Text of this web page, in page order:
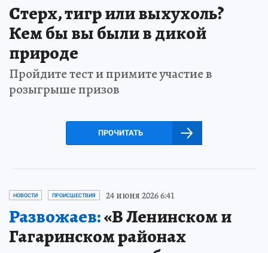
Стерх, тигр или выхухоль?
Кем бы вы были в дикой
природе
Пройдите тест и примите участие в
розыгрыше призов
ПРОЧИТАТЬ
НОВОСТИ ПРОИСШЕСТВИЯ 24 июня 2026 6:41
Развожаев:«В Ленинском и
Гагаринском районах